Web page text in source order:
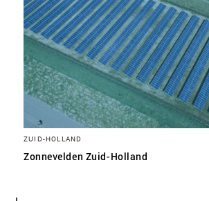
ZUID-HOLLAND
Zonnevelden Zuid-Holland